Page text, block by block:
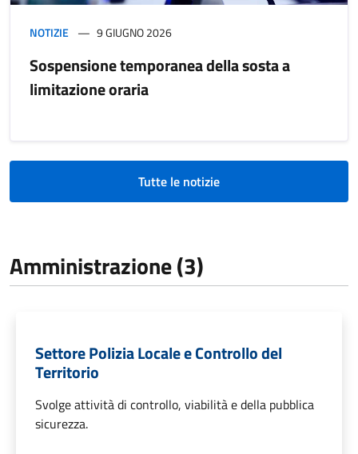
NOTIZIE 9 GIUGNO 2026
Sospensione temporanea della sosta a
limitazione oraria
Tutte le notizie
Amministrazione (3)
Settore Polizia Locale e Controllo del
Territorio
Svolge attività di controllo, viabilità e della pubblica
sicurezza.